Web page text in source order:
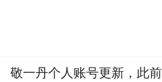
敬一丹个人账号更新，此前